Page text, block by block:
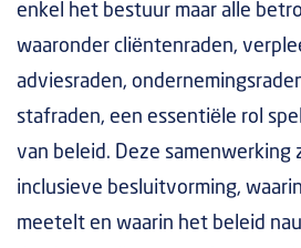
enkel het bestuur maar alle
waaronder cliëntenraden,
adviesraden,
stafraden, een essentiële rol
van beleid. Deze samenwerking
inclusieve besluitvorming,
meetelt en waarin het beleid